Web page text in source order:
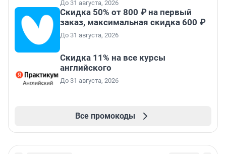
До 31 августа, 2026
Скидка 50% от 800 ₽ на первый
заказ, максимальная скидка 600 ₽
До 31 августа, 2026
Скидка 11% на все курсы
английского
До 31 августа, 2026
Все промокоды